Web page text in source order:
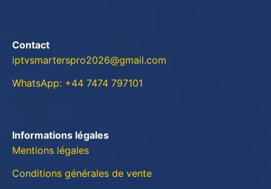
Contact
iptvsmarterspro2026@gmail.com
WhatsApp: +44 7474 797101
Informations légales
Mentions légales
Conditions générales de vente